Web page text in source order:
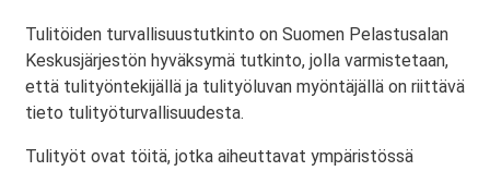
Tulitöiden turvallisuustutkinto on Suomen Pelastusalan
Keskusjärjestön hyväksymä tutkinto, jolla varmistetaan,
että tulityöntekijällä ja tulityöluvan myöntäjällä on riittävä
tieto tulityöturvallisuudesta.
Tulityöt ovat töitä, jotka aiheuttavat ympäristössä